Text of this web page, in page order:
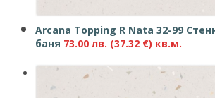
Arcana Topping R Nata 32-99
баня 73.00 лв. (37.32 €) кв.м.